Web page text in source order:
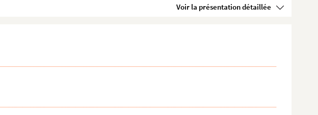
Voir la présentation détaillée